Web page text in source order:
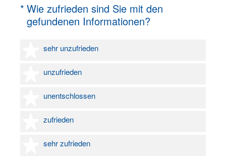
* Wie zufrieden sind Sie mit den
gefundenen Informationen?
(Erforderlich.)
sehr unzufrieden
1 Stern
unzufrieden
2 Sterne
unentschlossen
3 Sterne
zufrieden
4 Sterne
sehr zufrieden
5 Sterne